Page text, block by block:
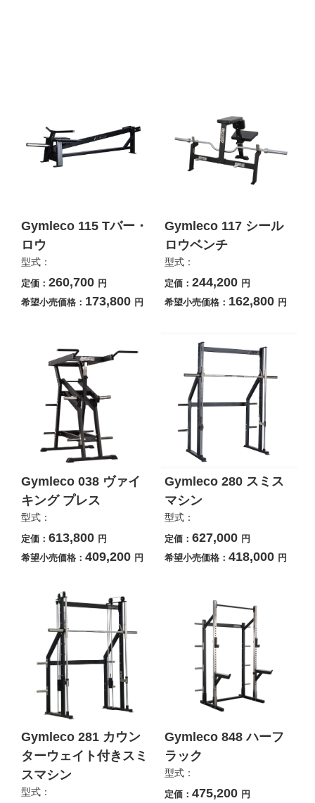
Gymleco 115 Tバー・
ロウ
型式：
定価： 260,700 円
希望小売価格： 173,800 円
Gymleco 117 シール
ロウベンチ
型式：
定価： 244,200 円
希望小売価格： 162,800 円
Gymleco 038 ヴァイ
キング プレス
型式：
定価： 613,800 円
希望小売価格： 409,200 円
Gymleco 280 スミス
マシン
型式：
定価： 627,000 円
希望小売価格： 418,000 円
Gymleco 281 カウン
ターウェイト付きスミ
スマシン
型式：
Gymleco 848 ハーフ
ラック
型式：
定価： 475,200 円